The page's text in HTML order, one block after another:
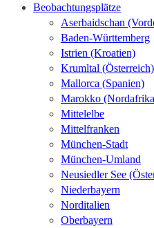
Beobachtungsplätze
Aserbaidschan
Baden-Württemberg
Istrien (Kroatien)
Krumltal (Österreich)
Mallorca (Spanien)
Marokko
Mittelelbe
Mittelfranken
München-Stadt
München-Umland
Neusiedler See
Niederbayern
Norditalien
Oberbayern